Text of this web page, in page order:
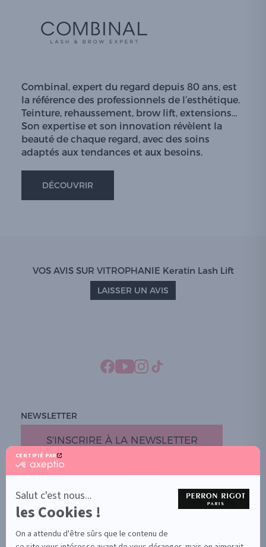
CERTIFIÉ PAR
certifié
En
savoir
plus
sur
Axeptio
Salut c'est nous...
les Cookies !
On a attendu d'être sûrs que le contenu de
Combinal, expert du regard depuis 80 ans, est
la référence des professionnels de l’esthétique.
Teinture, rehaussement, brow lift, extensions…
Son expertise et son innovation révèlent la
beauté de chaque regard, avec des soins
adaptés aux tendances et aux besoins.
DÉCOUVRIR
VOS AVIS SUR VITROPHANIE Keratin Lash Lift
LAISSER UN AVIS
NEWSLETTER
S'INSCRIRE À LA NEWSLETTER
BOUTIQUE PARTICULIERS
AIDE / FAQ